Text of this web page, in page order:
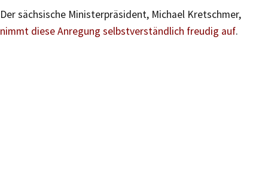
Der sächsische Ministerpräsident, Michael Kretschmer,
nimmt diese Anregung selbstverständlich freudig auf.